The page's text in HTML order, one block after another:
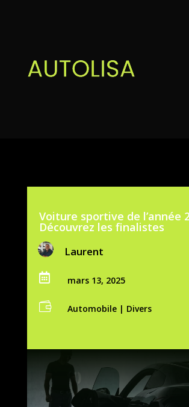
Voiture sportive de l’année
Découvrez les finalistes
Laurent
 mars 13, 2025
 Automobile| Divers